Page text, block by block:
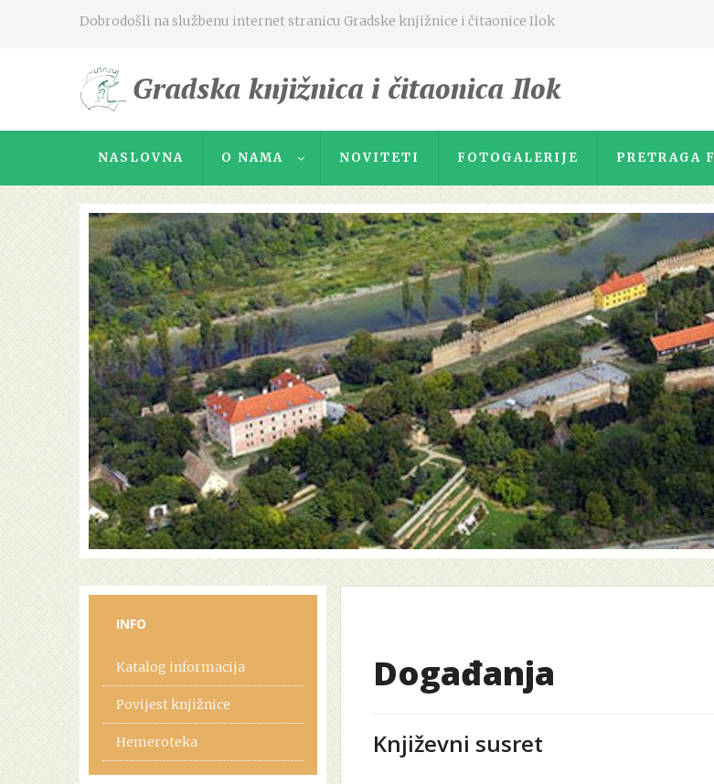
Dobrodošli na službenu internet stranicu Gradske knjižnice i čitaonice Ilok
NASLOVNA O NAMA NOVITETI FOTOGALERIJE PRETRAGA
INFO
Katalog informacija
Povijest knjižnice
Hemeroteka
Događanja
Književni susret